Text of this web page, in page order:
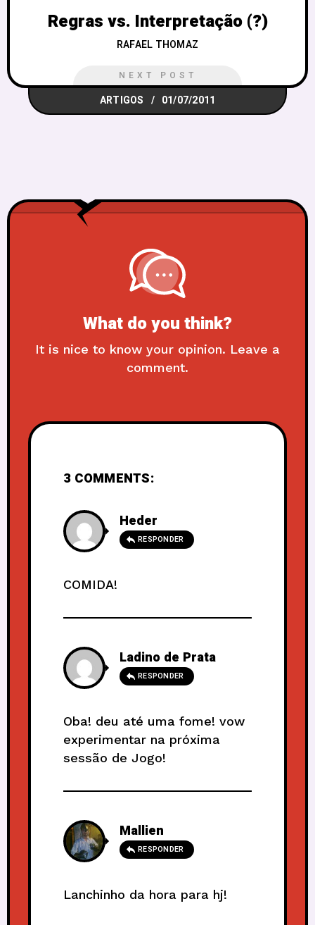
Regras vs. Interpretação (?)
RAFAEL THOMAZ
NEXT POST
ARTIGOS 01/07/2011
What do you think?
It is nice to know your opinion. Leave a
comment.
3 COMMENTS:
Heder
RESPONDER
COMIDA!
Ladino de Prata
RESPONDER
Oba! deu até uma fome! vow
experimentar na próxima
sessão de Jogo!
Mallien
RESPONDER
Lanchinho da hora para hj!